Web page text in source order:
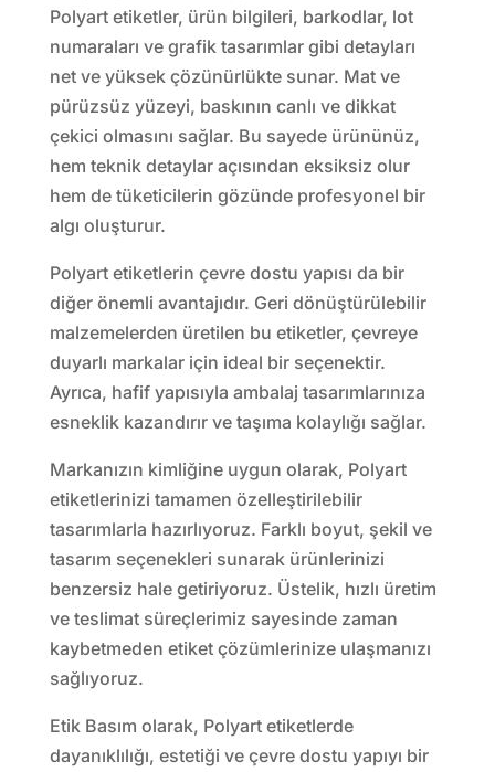
Polyart etiketler, ürün bilgileri, barkodlar, lot
numaraları ve grafik tasarımlar gibi detayları
net ve yüksek çözünürlükte sunar. Mat ve
pürüzsüz yüzeyi, baskının canlı ve dikkat
çekici olmasını sağlar. Bu sayede ürününüz,
hem teknik detaylar açısından eksiksiz olur
hem de tüketicilerin gözünde profesyonel bir
algı oluşturur.
Polyart etiketlerin çevre dostu yapısı da bir
diğer önemli avantajıdır. Geri dönüştürülebilir
malzemelerden üretilen bu etiketler, çevreye
duyarlı markalar için ideal bir seçenektir.
Ayrıca, hafif yapısıyla ambalaj tasarımlarınıza
esneklik kazandırır ve taşıma kolaylığı sağlar.
Markanızın kimliğine uygun olarak, Polyart
etiketlerinizi tamamen özelleştirilebilir
tasarımlarla hazırlıyoruz. Farklı boyut, şekil ve
tasarım seçenekleri sunarak ürünlerinizi
benzersiz hale getiriyoruz. Üstelik, hızlı üretim
ve teslimat süreçlerimiz sayesinde zaman
kaybetmeden etiket çözümlerinize ulaşmanızı
sağlıyoruz.
Etik Basım olarak, Polyart etiketlerde
dayanıklılığı, estetiği ve çevre dostu yapıyı bir